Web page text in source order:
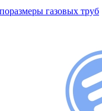
газовых труб